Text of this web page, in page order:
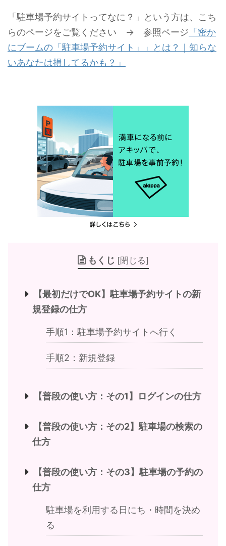
「駐車場予約サイトってなに？」という方は、こち
らのページをご覧ください → 参照ページ 「密か
にブームの「駐車場予約サイト」」とは？｜知らな
いあなたは損してるかも？」
もくじ [閉じる]
【最初だけでOK】駐車場予約サイトの新
規登録の仕方
手順1：駐車場予約サイトへ行く
手順2：新規登録
【普段の使い方：その1】ログインの仕方
【普段の使い方：その2】駐車場の検索の
仕方
【普段の使い方：その3】駐車場の予約の
仕方
駐車場を利用する日にち・時間を決め
る